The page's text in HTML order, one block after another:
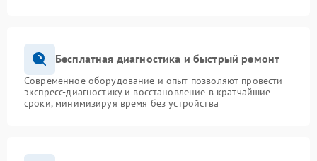
Бесплатная диагностика и быстрый ремонт
Современное оборудование и опыт позволяют провести
экспресс-диагностику и восстановление в кратчайшие
сроки, минимизируя время без устройства